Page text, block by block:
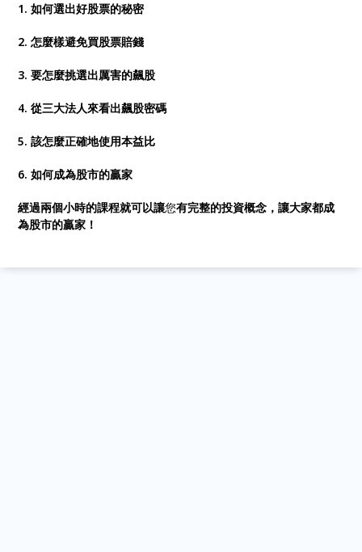
1. 如何選出好股票的秘密
2. 怎麼樣避免買股票賠錢
3. 要怎麼挑選出厲害的飆股
4. 從三大法人來看出飆股密碼
5. 該怎麼正確地使用本益比
6. 如何成為股市的贏家
經過兩個小時的課程就可以讓您有完整的投資概念，讓大家都成
為股市的贏家！